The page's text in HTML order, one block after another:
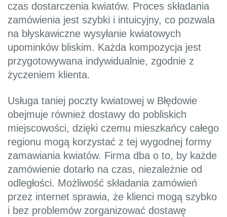
czas dostarczenia kwiatów. Proces składania
zamówienia jest szybki i intuicyjny, co pozwala
na błyskawiczne wysyłanie kwiatowych
upominków bliskim. Każda kompozycja jest
przygotowywana indywidualnie, zgodnie z
życzeniem klienta.
Usługa taniej poczty kwiatowej w Błędowie
obejmuje również dostawy do pobliskich
miejscowości, dzięki czemu mieszkańcy całego
regionu mogą korzystać z tej wygodnej formy
zamawiania kwiatów. Firma dba o to, by każde
zamówienie dotarło na czas, niezależnie od
odległości. Możliwość składania zamówień
przez internet sprawia, że klienci mogą szybko
i bez problemów zorganizować dostawę